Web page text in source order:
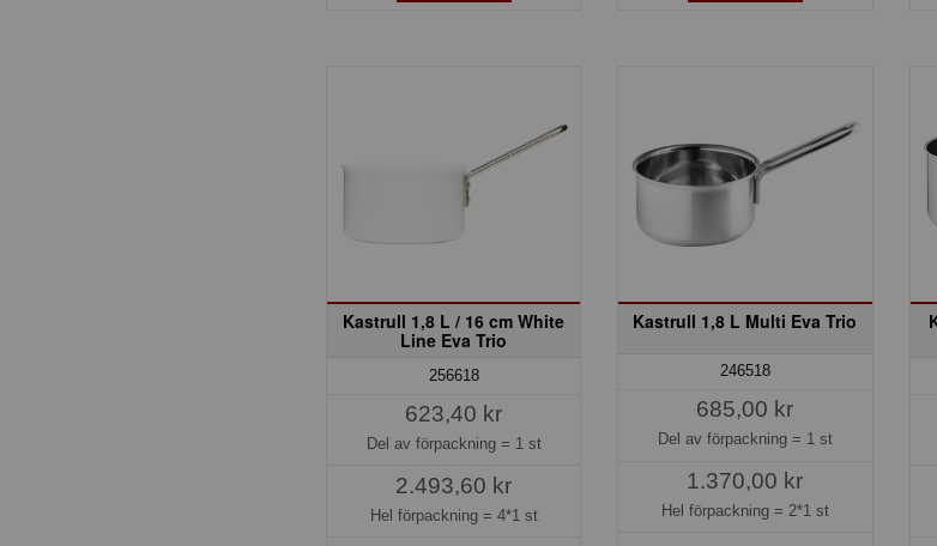
Kastrull 1,8 L / 16 cm White
Line Eva Trio
256618
623,40 kr
Del av förpackning = 1 st
2.493,60 kr
Hel förpackning = 4*1 st
Kastrull 1,8 L Multi Eva Trio
246518
685,00 kr
Del av förpackning = 1 st
1.370,00 kr
Hel förpackning = 2*1 st